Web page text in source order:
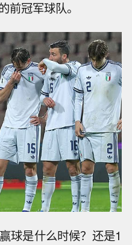
前冠军球队。
球是什么时候？还是1